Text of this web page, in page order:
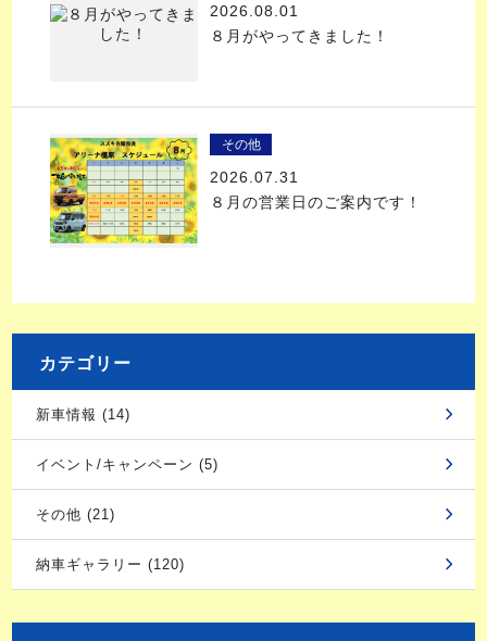
2026.08.01
８月がやってきました！
その他
2026.07.31
８月の営業日のご案内です！
カテゴリー
新車情報 (14)
イベント/キャンペーン (5)
その他 (21)
納車ギャラリー (120)